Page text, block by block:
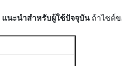
แนะนําสําหรับผู้ใช้ปัจจุบันถ้าไซต์ข